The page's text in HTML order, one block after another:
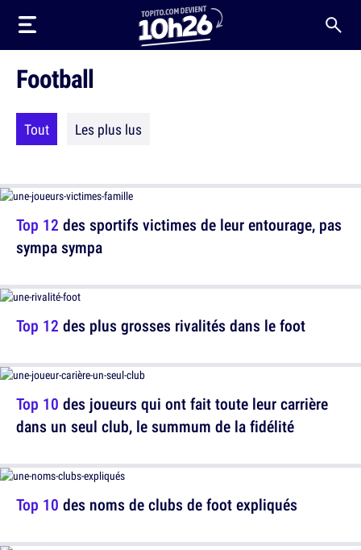
Football
Tout Les plus lus
Top 12 des sportifs victimes de leur entourage, pas
sympa sympa
Top 10 des joueurs qui ont fait toute leur carrière
dans un seul club, le summum de la fidélité
Top 12 des plus grosses rivalités dans le foot
Top 10 des noms de clubs de foot expliqués